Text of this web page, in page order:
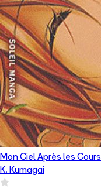
Mon Ciel Après les Cours
K. Kumagai